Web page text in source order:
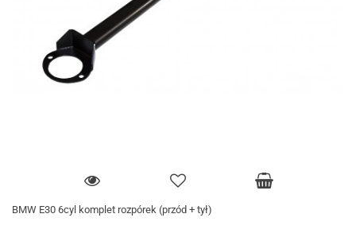
BMW E30 6cyl komplet rozpórek (przód + tył)